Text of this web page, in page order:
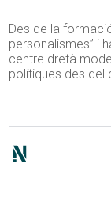
Des de la
personalismes” i
centre dretà
polítiques des del